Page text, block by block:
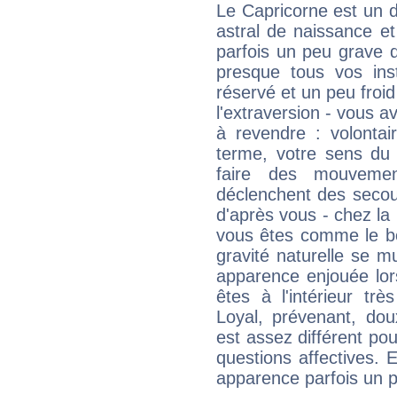
Le Capricorne est un
astral de naissance
parfois un peu grave
presque tous vos
réservé et un peu
l'extraversion - vous
à revendre :
terme, votre sens
faire des
déclenchent des
d'après vous - chez
vous êtes comme le
gravité naturelle se
apparence enjouée
êtes à l'intérieur
Loyal, prévenant,
est assez différent
questions affectives.
apparence parfois un